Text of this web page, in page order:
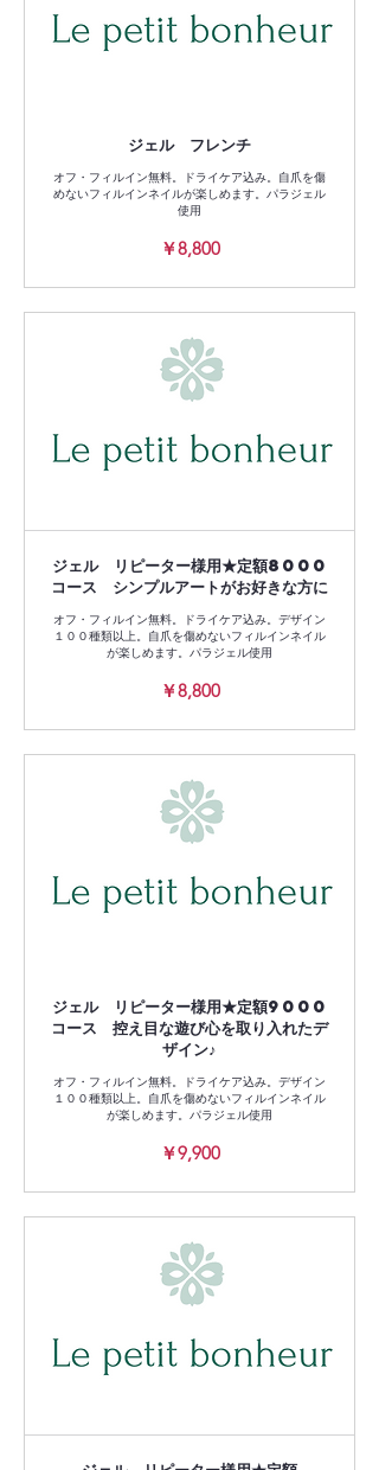
ジェル フレンチ
オフ・フィルイン無料。ドライケア込み。自爪を傷
めないフィルインネイルが楽しめます。パラジェル
使用
￥8,800
ジェル リピーター様用★定額8000
コース シンプルアートがお好きな方に
オフ・フィルイン無料。ドライケア込み。デザイン
１００種類以上。自爪を傷めないフィルインネイル
が楽しめます。パラジェル使用
￥8,800
ジェル リピーター様用★定額9000
コース 控え目な遊び心を取り入れたデ
ザイン♪
オフ・フィルイン無料。ドライケア込み。デザイン
１００種類以上。自爪を傷めないフィルインネイル
が楽しめます。パラジェル使用
￥9,900